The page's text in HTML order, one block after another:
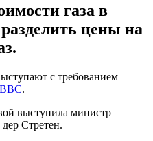
газа в
цены на
с требованием
ВВС.
выступила министр
Стретен.